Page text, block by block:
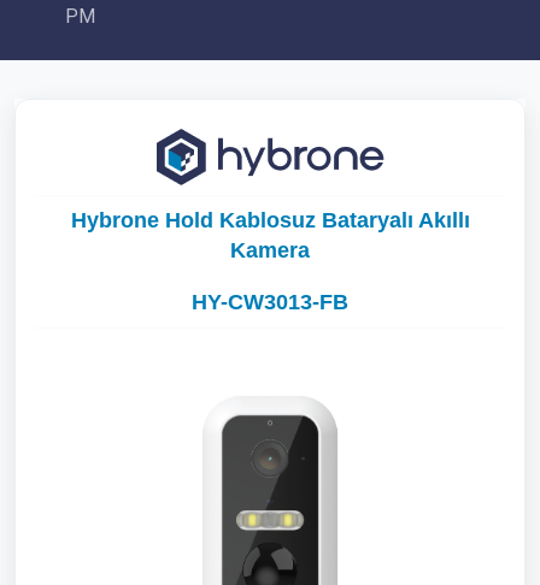
PM
Hybrone Hold Kablosuz Bataryalı Akıllı
Kamera
HY-CW3013-FB